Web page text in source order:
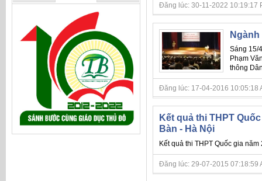
Đăng lúc: 30-11-2022 10:19:17
Sáng 15/
Phạm
thông
Đăng lúc: 17-04-2016 10:05:18
Kết quả thi THPT
Bàn - Hà Nội
Kết quả thi THPT Quốc gia
Đăng lúc: 29-07-2015 07:18:59